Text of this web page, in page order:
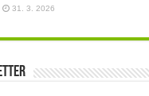
31. 3. 2026